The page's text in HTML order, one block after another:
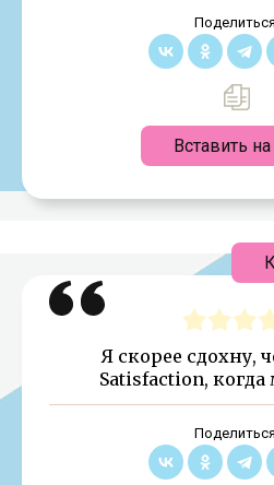
Вставить
Я скорее сдохну,
Satisfaction, когда